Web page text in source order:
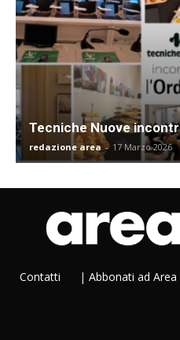
Tecniche Nuove
redazione area- 17 Marzo 2026
Contatti | Abbonati ad Area